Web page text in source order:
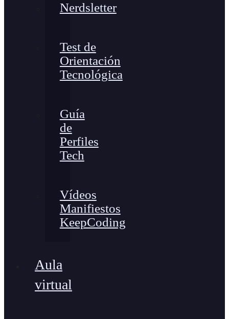
Nerdsletter
Test de
Orientación
Tecnológica
Guía
de
Perfiles
Tech
Vídeos
Manifiestos
KeepCoding
Aula
virtual